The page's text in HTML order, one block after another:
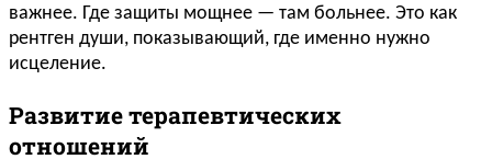
важнее. Где защиты мощнее — там больнее. Это как
рентген души, показывающий, где именно нужно
исцеление.
Развитие терапевтических
отношений